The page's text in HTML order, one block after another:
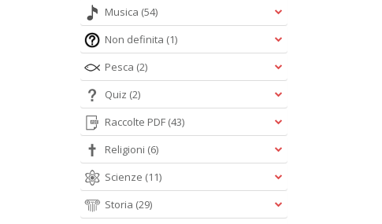
Musica (54)
Non definita (1)
Pesca (2)
Quiz (2)
Raccolte PDF (43)
Religioni (6)
Scienze (11)
Storia (29)